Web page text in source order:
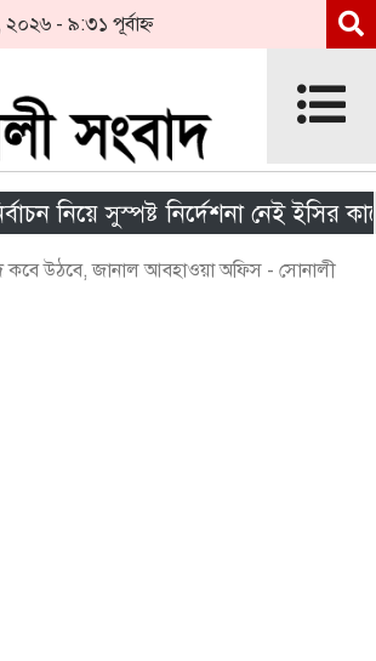
- ৯:৩১ পূর্বাহ্ন
সুস্পষ্ট নির্দেশনা নেই ইসির কাছে
উঠবে, জানাল আবহাওয়া অফিস - সোনালী